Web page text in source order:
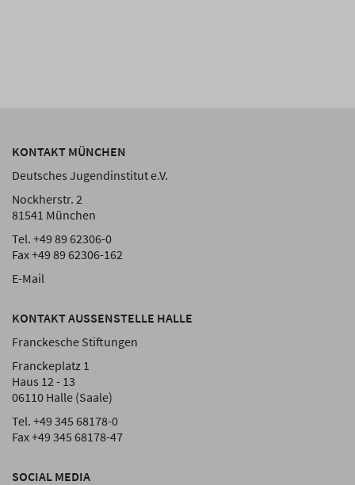
SOCIAL MEDIA
KONTAKT MÜNCHEN
Deutsches Jugendinstitut e.V.
Nockherstr. 2
81541 München
Tel. +49 89 62306-0
Fax +49 89 62306-162
E-Mail
KONTAKT AUSSENSTELLE HALLE
Franckesche Stiftungen
Franckeplatz 1
Haus 12 - 13
06110 Halle (Saale)
Tel. +49 345 68178-0
Fax +49 345 68178-47